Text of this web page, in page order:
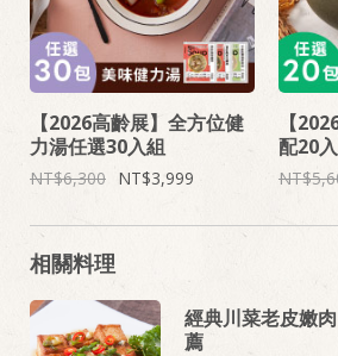
【2026高齡展】全方位健
力湯任選30入組
6,300 3,999
【
配20入
相關料理
經典川菜老皮嫩
薦